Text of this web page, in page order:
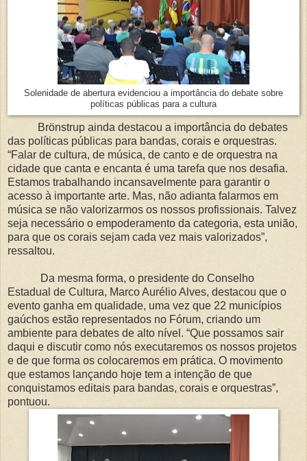
Solenidade de abertura evidenciou a importância do debate sobre
políticas públicas para a cultura
Brönstrup ainda destacou a importância do debates
das políticas públicas para bandas, corais e orquestras.
“Falar de cultura, de música, de canto e de orquestra na
cidade que canta e encanta é uma tarefa que nos desafia.
Estamos trabalhando incansavelmente para garantir o
acesso à importante arte. Mas, não adianta falarmos em
música se não valorizarmos os nossos profissionais. Talvez
seja necessário o empoderamento da categoria, esta união,
para que os corais sejam cada vez mais valorizados”,
ressaltou.
Da mesma forma, o presidente do Conselho
Estadual de Cultura, Marco Aurélio Alves, destacou que o
evento ganha em qualidade, uma vez que 22 municípios
gaúchos estão representados no Fórum, criando um
ambiente para debates de alto nível. “Que possamos sair
daqui e discutir como nós executaremos os nossos projetos
e de que forma os colocaremos em prática. O movimento
que estamos lançando hoje tem a intenção de que
conquistamos editais para bandas, corais e orquestras”,
pontuou.